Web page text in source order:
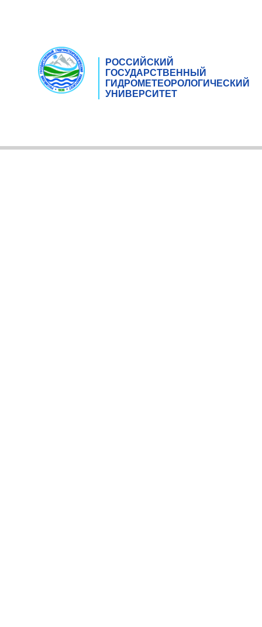
РОССИЙСКИЙ
ГОСУДАРСТВЕННЫЙ
ГИДРОМЕТЕОРОЛОГИЧЕСКИЙ
УНИВЕРСИТЕТ